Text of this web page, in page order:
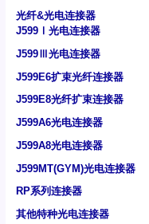
光纤&光电连接器
J599Ⅰ光电连接器
J599Ⅲ光电连接器
J599E6扩束光纤连接器
J599E8光纤扩束连接器
J599A6光电连接器
J599A8光电连接器
J599MT(GYM)光电连接器
RP系列连接器
其他特种光电连接器